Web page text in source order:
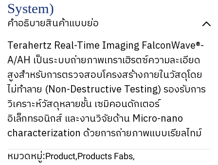
System)
คำอธิบายสินค้าแบบย่อ
Terahertz Real-Time Imaging FalconWave®-
A/AH เป็นระบบถ่ายภาพเทราเฮิรตซ์ความละเอียด
สูงสำหรับการตรวจสอบโครงสร้างภายในวัสดุโดย
ไม่ทำลาย (Non-Destructive Testing) รองรับการ
วิเคราะห์วัสดุหลายชั้น เซมิคอนดักเตอร์
อิเล็กทรอนิกส์ และงานวิจัยด้าน Micro-nano
characterization ด้วยการถ่ายภาพแบบเรียลไทม์
หมวดหมู่:Product,Products Fabs,